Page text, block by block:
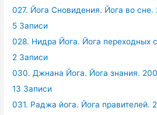
027. Йога Сновидения. Йога во сне.
5 Записи
028. Нидра Йога. Йога переходных
2 Записи
030. Джнана Йога. Йога знания.
13 Записи
031. Раджа йога. Йога правителей.